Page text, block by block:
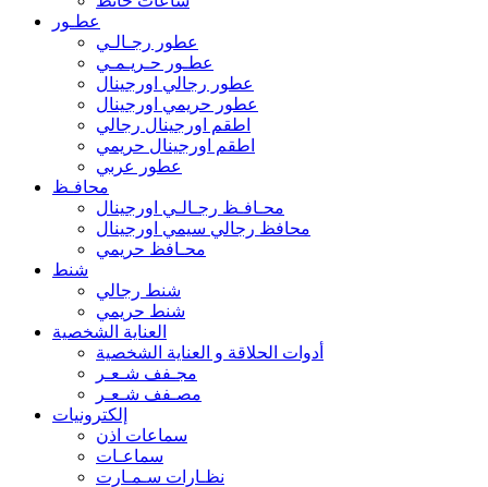
عطـور
عطور رجـالـي
عطـور حـريـمـي
عطور رجالي اورجينال
عطور حريمي اورجينال
اطقم اورجينال رجالي
اطقم اورجينال حريمي
عطور عربي
محافـظ
محـافـظ رجـالـي اورجينال
محافظ رجالي سيمي اورجينال
محـافظ حريمي
شنط
شنط رجالي
شنط حريمي
العناية الشخصية
أدوات الحلاقة و العناية الشخصية
مجـفف شـعـر
مصـفف شـعـر
إلكترونيات
سماعات اذن
سماعـات
نظـارات سـمـارت